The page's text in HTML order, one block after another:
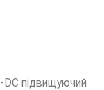
підвищуючий